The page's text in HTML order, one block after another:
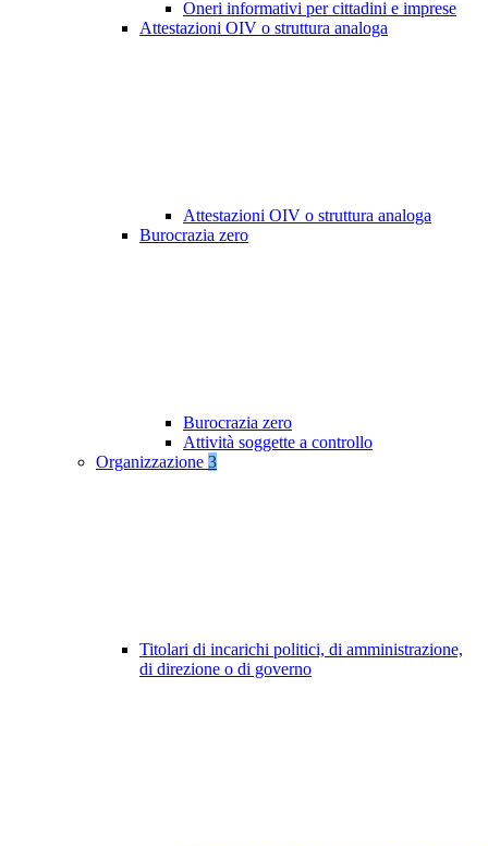
Oneri informativi per cittadini e imprese
Attestazioni OIV o struttura analoga
Attestazioni OIV o struttura analoga
Burocrazia zero
Burocrazia zero
Attività soggette a controllo
Organizzazione 3
Titolari di incarichi politici, di amministrazione,
di direzione o di governo